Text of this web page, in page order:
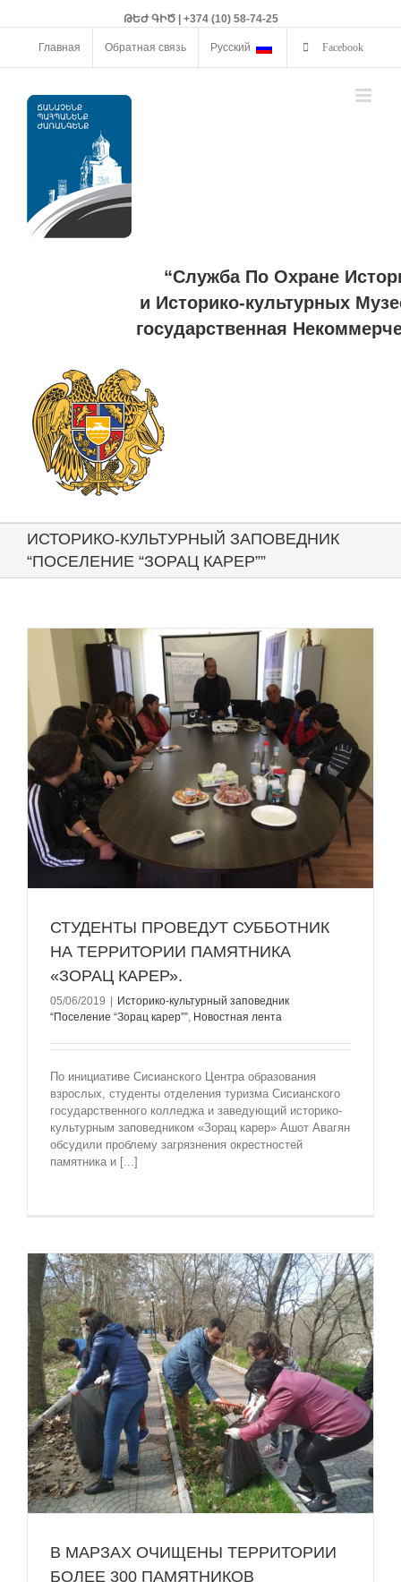
ԹԵԺ ԳԻԾ | +374 (10) 58-74-25
Главная Обратная связь Русский Facebook
“Служба По Охране
и Историко-культурных
государственная
ИСТОРИКО-КУЛЬТУРНЫЙ ЗАПОВЕДНИК
“ПОСЕЛЕНИЕ “ЗОРАЦ КАРЕР””
СТУДЕНТЫ ПРОВЕДУТ СУББОТНИК
НА ТЕРРИТОРИИ ПАМЯТНИКА
«ЗОРАЦ КАРЕР».
05/06/2019
Историко-культурный заповедник
“Поселение “Зорац карер””, Новостная лента
По инициативе Сисианского Центра образования
взрослых, студенты отделения туризма Сисианского
государственного колледжа и заведующий историко-
культурным заповедником «Зорац карер» Ашот Авагян
обсудили проблему загрязнения окрестностей
памятника и [...]
В МАРЗАХ ОЧИЩЕНЫ ТЕРРИТОРИИ
БОЛЕЕ 300 ПАМЯТНИКОВ